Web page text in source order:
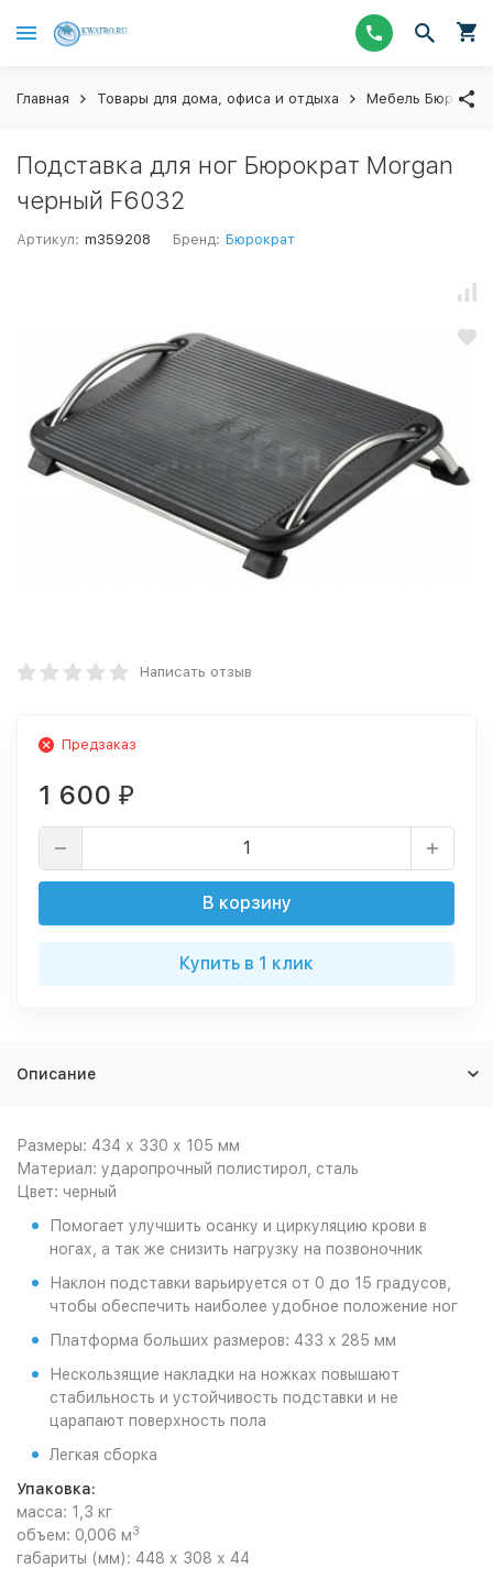
Главная Товары для дома, офиса и отдыха Мебель Бюрократ
Подставка для ног Бюрократ Morgan
черный F6032
Артикул: m359208 Бренд: Бюрократ
Написать отзыв
Предзаказ
1 600 ₽
В корзину
Купить в 1 клик
Описание
Размеры: 434 х 330 х 105 мм
Материал: ударопрочный полистирол, сталь
Цвет: черный
Помогает улучшить осанку и циркуляцию крови в
ногах, а так же снизить нагрузку на позвоночник
Наклон подставки варьируется от 0 до 15 градусов,
чтобы обеспечить наиболее удобное положение ног
Платформа больших размеров: 433 х 285 мм
Нескользящие накладки на ножках повышают
стабильность и устойчивость подставки и не
царапают поверхность пола
Легкая сборка
Упаковка:
масса: 1,3 кг
объем: 0,006 м3
габариты (мм): 448 х 308 х 44